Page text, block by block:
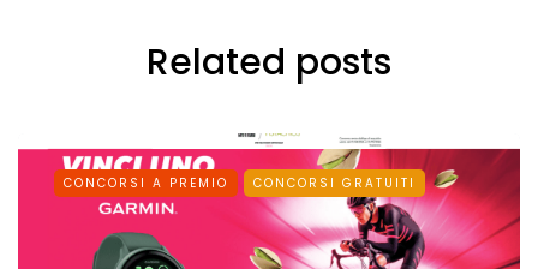
Related posts
CONCORSI A PREMIO CONCORSI GRATUITI